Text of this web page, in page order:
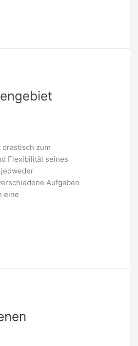
zum
Flexibilität seines
Aufgaben
eine